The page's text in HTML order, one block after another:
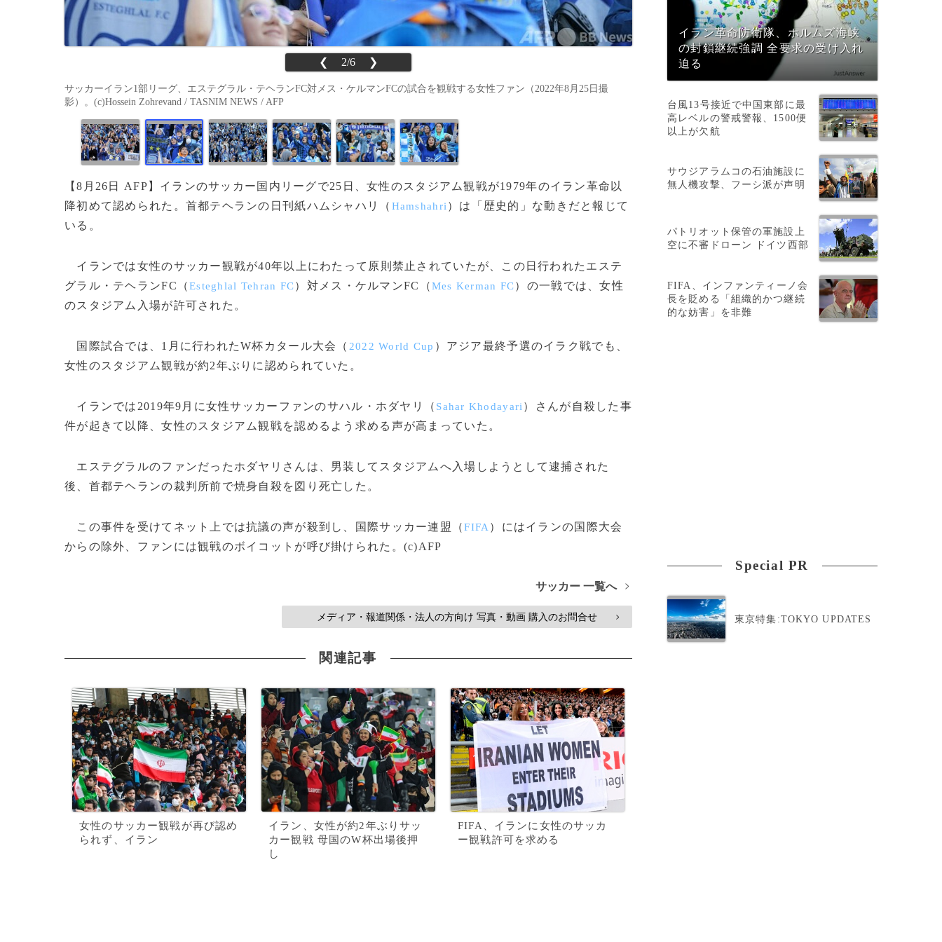
❮ 2/6 ❯
サッカーイラン1部リーグ、エステグラル・テヘランFC対メス・ケルマンFCの試合を観戦する女性ファン（2022年8月25日撮
影）。(c)Hossein Zohrevand / TASNIM NEWS / AFP
【8月26日 AFP】イランのサッカー国内リーグで25日、女性のスタジアム観戦が1979年のイラン革命以
降初めて認められた。首都テヘランの日刊紙ハムシャハリ（ Hamshahri ）は「歴史的」な動きだと報じて
いる。
イランでは女性のサッカー観戦が40年以上にわたって原則禁止されていたが、この日行われたエステ
グラル・テヘランFC（Esteghlal Tehran FC）対メス・ケルマンFC（Mes Kerman FC）の一戦では、女性
のスタジアム入場が許可された。
国際試合では、1月に行われたW杯カタール大会（ 2022 World Cup ）アジア最終予選のイラク戦でも、
女性のスタジアム観戦が約2年ぶりに認められていた。
イランでは2019年9月に女性サッカーファンのサハル・ホダヤリ（ Sahar Khodayari ）さんが自殺した事
件が起きて以降、女性のスタジアム観戦を認めるよう求める声が高まっていた。
エステグラルのファンだったホダヤリさんは、男装してスタジアムへ入場しようとして逮捕された
後、首都テヘランの裁判所前で焼身自殺を図り死亡した。
この事件を受けてネット上では抗議の声が殺到し、国際サッカー連盟（FIFA ）にはイランの国際大会
からの除外、ファンには観戦のボイコットが呼び掛けられた。(c)AFP
サッカー 一覧へ >
メディア・報道関係・法人の方向け 写真・動画 購入のお問合せ >
関連記事
女性のサッカー観戦が再び認め
られず、イラン
イラン、女性が約2年ぶりサッ
カー観戦 母国のW杯出場後押
し
FIFA、イランに女性のサッカ
ー観戦許可を求める
イラン革命防衛隊、ホルムズ海峡
の封鎖継続強調 全要求の受け入れ
迫る
台風13号接近で中国東部に最
高レベルの警戒警報、1500便
以上が欠航
サウジアラムコの石油施設に
無人機攻撃、フーシ派が声明
パトリオット保管の軍施設上
空に不審ドローン ドイツ西部
FIFA、インファンティーノ会
長を貶める「組織的かつ継続
的な妨害」を非難
Special PR
東京特集:TOKYO UPDATES